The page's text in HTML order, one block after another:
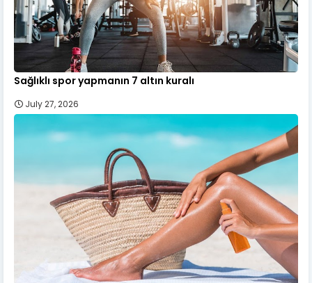
Sağlıklı spor yapmanın 7 altın kuralı
July 27, 2026